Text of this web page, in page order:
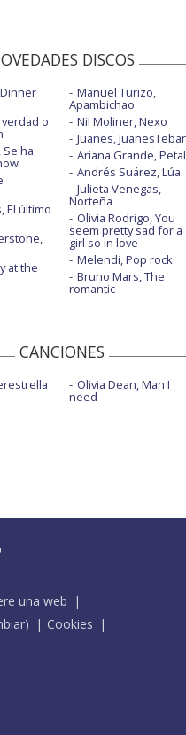
DISCOS
verdad o
ha
El último
at the
Manuel Turizo,
Apambichao
Nil Moliner, Nexo
Juanes,
Ariana Grande, Petal
Andrés Suárez, Lúa
Julieta Venegas,
Norteña
Olivia Rodrigo, You
seem pretty sad for a
girl so in love
Melendi, Pop rock
Bruno Mars, The
romantic
CANCIONES
Olivia Dean, Man I
need
una web
)
Cookies